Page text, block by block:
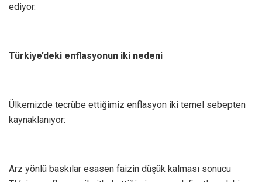
ediyor.
Türkiye’deki enflasyonun iki nedeni
Ülkemizde tecrübe ettiğimiz enflasyon iki temel sebepten
kaynaklanıyor:
Arz yönlü baskılar esasen faizin düşük kalması sonucu